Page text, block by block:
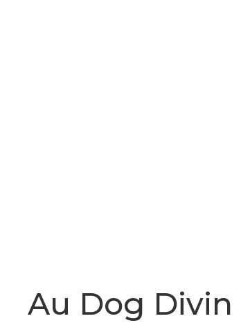
Au Dog Divin